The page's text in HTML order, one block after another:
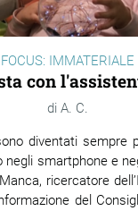
FOCUS: IMMATERIALE
con
A. C.
diventati sempre
negli smartphone e
ricercatore
del